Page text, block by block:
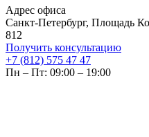
Адрес офиса
Санкт-Петербург, Площадь
812
Получить консультацию
+7 (812) 575 47 47
Пн – Пт: 09:00 – 19:00